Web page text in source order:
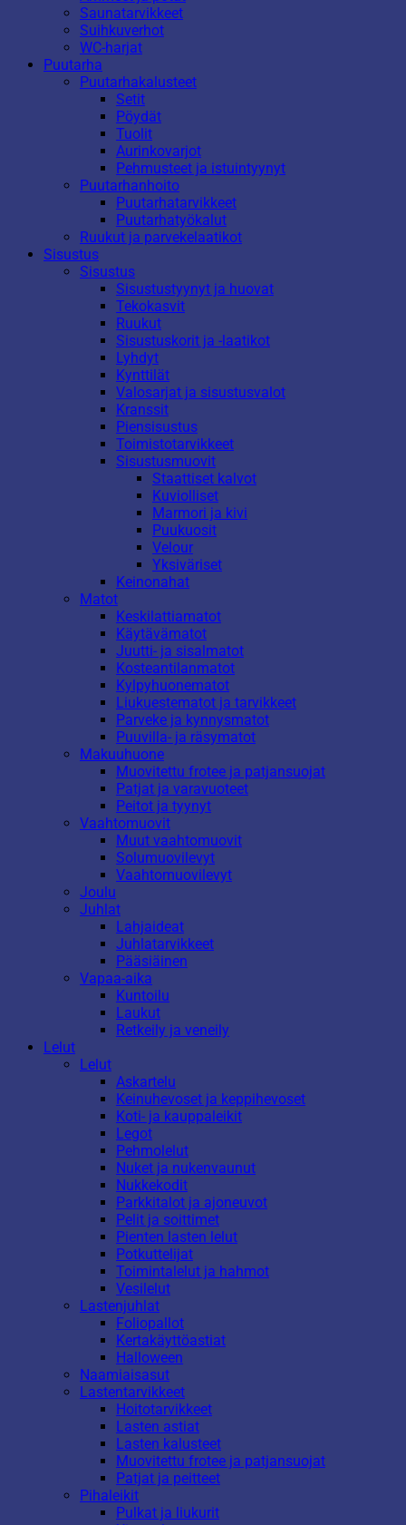
Saunatarvikkeet
Suihkuverhot
WC-harjat
Puutarha
Puutarhakalusteet
Setit
Pöydät
Tuolit
Aurinkovarjot
Pehmusteet ja istuintyynyt
Puutarhanhoito
Puutarhatarvikkeet
Puutarhatyökalut
Ruukut ja parvekelaatikot
Sisustus
Sisustus
Sisustustyynyt ja huovat
Tekokasvit
Ruukut
Sisustuskorit ja -laatikot
Lyhdyt
Kynttilät
Valosarjat ja sisustusvalot
Kranssit
Piensisustus
Toimistotarvikkeet
Sisustusmuovit
Staattiset kalvot
Kuviolliset
Marmori ja kivi
Puukuosit
Velour
Yksiväriset
Keinonahat
Matot
Keskilattiamatot
Käytävämatot
Juutti- ja sisalmatot
Kosteantilanmatot
Kylpyhuonematot
Liukuestematot ja tarvikkeet
Parveke ja kynnysmatot
Puuvilla- ja räsymatot
Makuuhuone
Muovitettu frotee ja patjansuojat
Patjat ja varavuoteet
Peitot ja tyynyt
Vaahtomuovit
Muut vaahtomuovit
Solumuovilevyt
Vaahtomuovilevyt
Joulu
Juhlat
Lahjaideat
Juhlatarvikkeet
Pääsiäinen
Vapaa-aika
Kuntoilu
Laukut
Retkeily ja veneily
Lelut
Lelut
Askartelu
Keinuhevoset ja keppihevoset
Koti- ja kauppaleikit
Legot
Pehmolelut
Nuket ja nukenvaunut
Nukkekodit
Parkkitalot ja ajoneuvot
Pelit ja soittimet
Pienten lasten lelut
Potkuttelijat
Toimintalelut ja hahmot
Vesilelut
Lastenjuhlat
Foliopallot
Kertakäyttöastiat
Halloween
Naamiaisasut
Lastentarvikkeet
Hoitotarvikkeet
Lasten astiat
Lasten kalusteet
Muovitettu frotee ja patjansuojat
Patjat ja peitteet
Pihaleikit
Pulkat ja liukurit